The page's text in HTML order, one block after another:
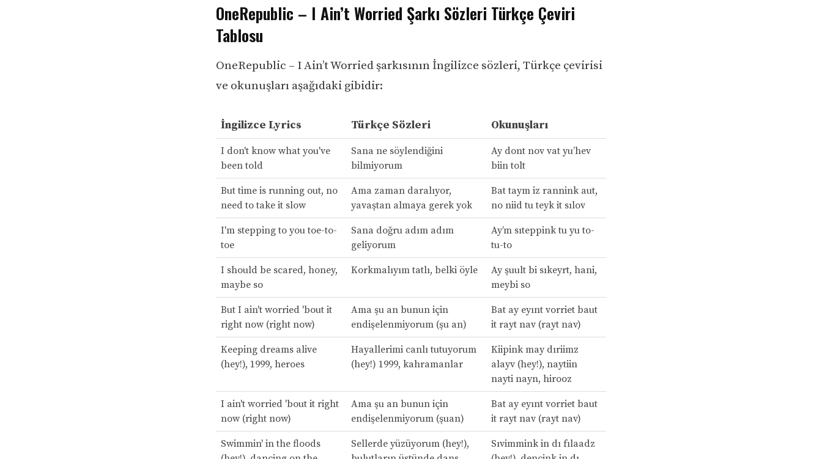
OneRepublic – I Ain’t Worried Şarkı Sözleri Türkçe Çeviri
Tablosu
OneRepublic – I Ain’t Worried şarkısının İngilizce sözleri, Türkçe çevirisi
ve okunuşları aşağıdaki gibidir:
İngilizce Lyrics Türkçe Sözleri Okunuşları
I don't know what you've
been told
Sana ne söylendiğini
bilmiyorum
Ay dont nov vat yu’hev
biin tolt
But time is running out, no
need to take it slow
Ama zaman daralıyor,
yavaştan almaya gerek yok
Bat taym iz rannink aut,
no niid tu teyk it sılov
I'm stepping to you toe-to-
toe
Sana doğru adım adım
geliyorum
Ay’m sıteppink tu yu to-
tu-to
I should be scared, honey,
maybe so
Korkmalıyım tatlı, belki öyle
Ay şuult bi sıkeyrt, hani,
meybi so
But I ain't worried 'bout it
right now (right now)
Ama şu an bunun için
endişelenmiyorum (şu an)
Bat ay eyınt vorriet baut
it rayt nav (rayt nav)
Keeping dreams alive
(hey!), 1999, heroes
Hayallerimi canlı tutuyorum
(hey!) 1999, kahramanlar
Kiipink may dıriimz
alayv (hey!), naytiin
nayti nayn, hirooz
I ain't worried 'bout it right
now (right now)
Ama şu an bunun için
endişelenmiyorum (şuan)
Bat ay eyınt vorriet baut
it rayt nav (rayt nav)
Swimmin' in the floods
Sellerde yüzüyorum (hey!),
Sıvimmink in dı fılaadz